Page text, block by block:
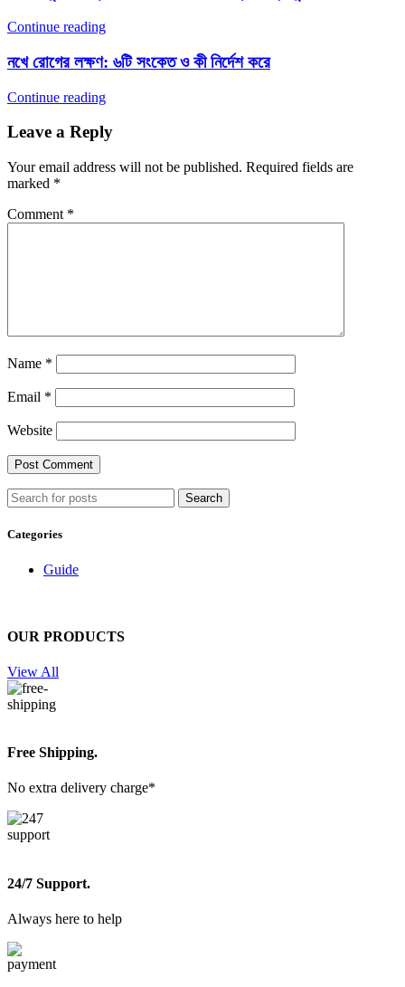
Continue reading
নখে রোগের লক্ষণ: ৬টি সংকেত ও কী নির্দেশ করে
Continue reading
Leave a Reply
Your email address will not be published. Required fields are
marked *
Comment *
Name *
Email *
Website
Search
Categories
Guide
OUR PRODUCTS
View All
Free Shipping.
No extra delivery charge*
24/7 Support.
Always here to help